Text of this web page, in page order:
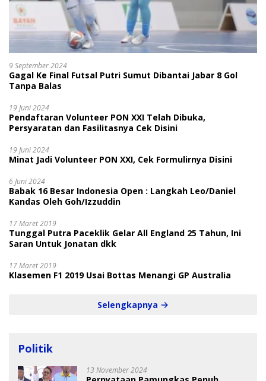
9 September 2024
Gagal Ke Final Futsal Putri Sumut Dibantai Jabar 8 Gol
Tanpa Balas
19 Juni 2024
Pendaftaran Volunteer PON XXI Telah Dibuka,
Persyaratan dan Fasilitasnya Cek Disini
19 Juni 2024
Minat Jadi Volunteer PON XXI, Cek Formulirnya Disini
6 Juni 2024
Babak 16 Besar Indonesia Open : Langkah Leo/Daniel
Kandas Oleh Goh/Izzuddin
17 Maret 2019
Tunggal Putra Paceklik Gelar All England 25 Tahun, Ini
Saran Untuk Jonatan dkk
17 Maret 2019
Klasemen F1 2019 Usai Bottas Menangi GP Australia
Selengkapnya
Politik
13 November 2024